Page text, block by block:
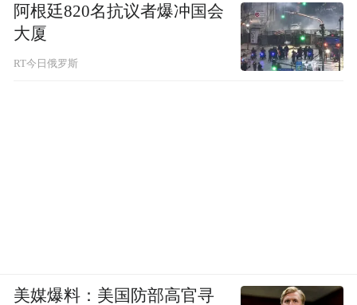
阿根廷820名抗议者爆冲国会
大厦
RT今日俄罗斯
美媒爆料：美国防部高官寻